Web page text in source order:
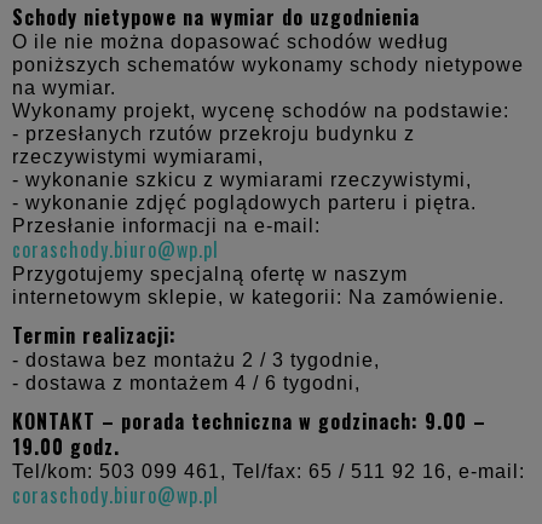
Schody nietypowe na wymiar do uzgodnienia
O ile nie można dopasować schodów według
poniższych schematów wykonamy schody nietypowe
na wymiar.
Wykonamy projekt, wycenę schodów na podstawie:
- przesłanych rzutów przekroju budynku z
rzeczywistymi wymiarami,
- wykonanie szkicu z wymiarami rzeczywistymi,
- wykonanie zdjęć poglądowych parteru i piętra.
Przesłanie informacji na e-mail:
coraschody.biuro@wp.pl
Przygotujemy specjalną ofertę w naszym
internetowym sklepie, w kategorii: Na zamówienie.
Termin realizacji:
- dostawa bez montażu 2 / 3 tygodnie,
- dostawa z montażem 4 / 6 tygodni,
KONTAKT – porada techniczna w godzinach: 9.00 –
19.00 godz.
Tel/kom: 503 099 461, Tel/fax: 65 / 511 92 16, e-mail:
coraschody.biuro@wp.pl